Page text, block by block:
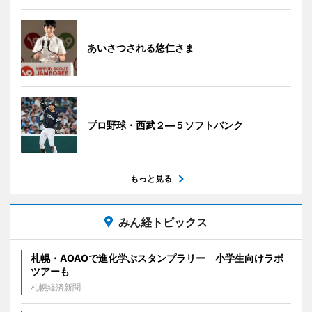
あいさつされる悠仁さま
プロ野球・西武２―５ソフトバンク
もっと見る
みん経トピックス
札幌・AOAOで進化学ぶスタンプラリー 小学生向けラボ
ツアーも
札幌経済新聞